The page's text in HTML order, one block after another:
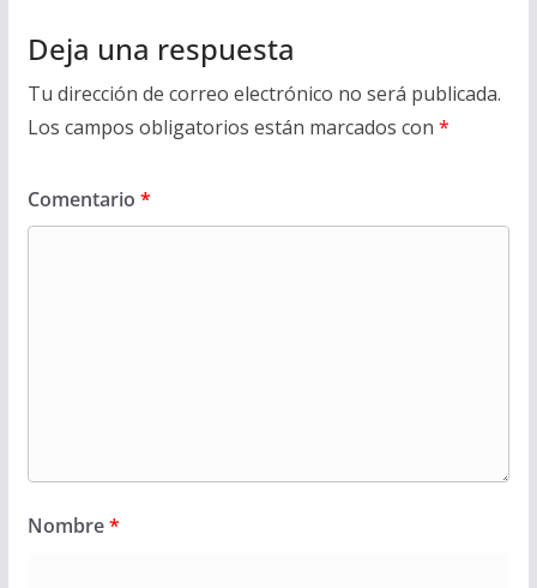
Deja una respuesta
Tu dirección de correo electrónico no será publicada.
Los campos obligatorios están marcados con *
Comentario *
Nombre*